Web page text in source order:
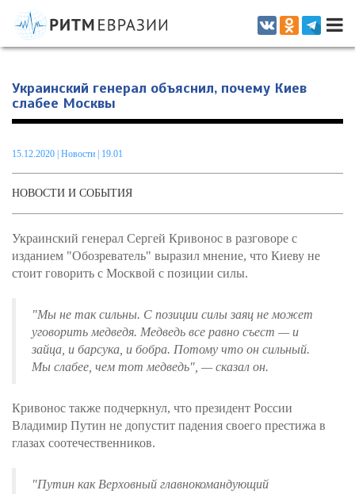
Информационно-аналитическое издание, посвященное актуальным
проблемам интеграции на постсоветском пространстве
Украинский генерал объяснил, почему Киев
слабее Москвы
15.12.2020 Новости | 19.01
НОВОСТИ И СОБЫТИЯ
Украинский генерал Сергей Кривонос в разговоре с
изданием "Обозреватель" выразил мнение, что Киеву не
стоит говорить с Москвой с позиции силы.
"Мы не так сильны. С позиции силы заяц не может
уговорить медведя. Медведь все равно съест — и
зайца, и барсука, и бобра. Потому что он сильный.
Мы слабее, чем тот медведь", — сказал он.
Кривонос также подчеркнул, что президент России
Владимир Путин не допустит падения своего престижа в
глазах соотечественников.
"Путин как Верховный главнокомандующий